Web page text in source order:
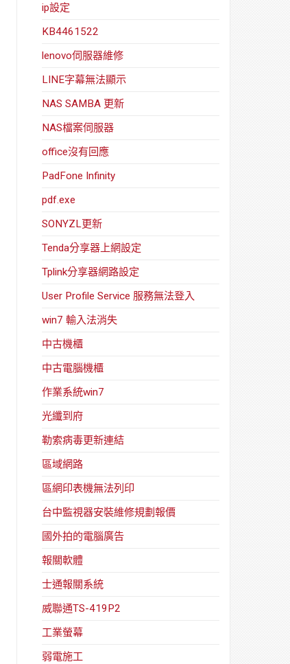
ip設定
KB4461522
lenovo伺服器維修
LINE字幕無法顯示
NAS SAMBA 更新
NAS檔案伺服器
office沒有回應
PadFone Infinity
pdf.exe
SONYZL更新
Tenda分享器上網設定
Tplink分享器網路設定
User Profile Service 服務無法登入
win7 輸入法消失
中古機櫃
中古電腦機櫃
作業系統win7
光纖到府
勒索病毒更新連結
區域網路
區網印表機無法列印
台中監視器安裝維修規劃報價
國外拍的電腦廣告
報關軟體
士通報關系統
威聯通TS-419P2
工業螢幕
弱電施工